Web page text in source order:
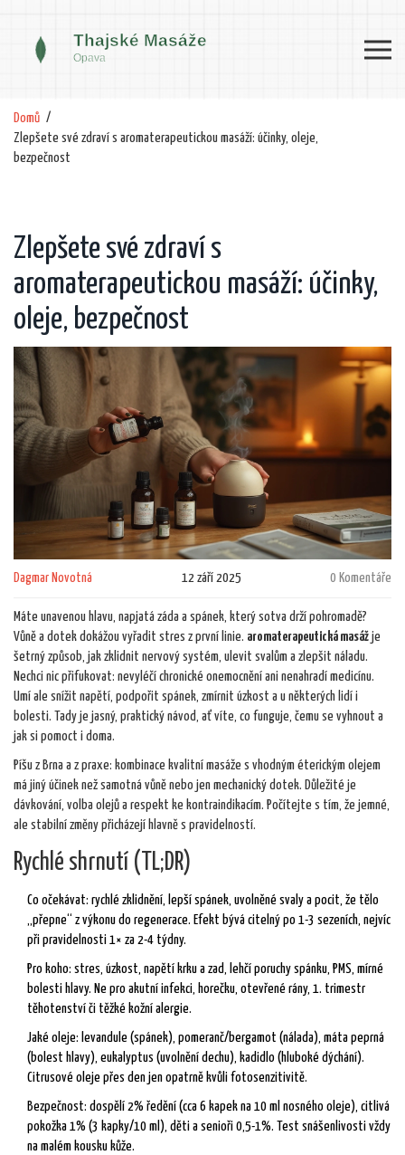
Domů
Zlepšete své zdraví s aromaterapeutickou masáží: účinky, oleje,
bezpečnost
Zlepšete své zdraví s
aromaterapeutickou masáží: účinky,
oleje, bezpečnost
Dagmar Novotná 12 září 2025 0 Komentáře
Máte unavenou hlavu, napjatá záda a spánek, který sotva drží pohromadě?
Vůně a dotek dokážou vyřadit stres z první linie. aromaterapeutická masáž je
šetrný způsob, jak zklidnit nervový systém, ulevit svalům a zlepšit náladu.
Nechci nic přifukovat: nevyléčí chronické onemocnění ani nenahradí medicínu.
Umí ale snížit napětí, podpořit spánek, zmírnit úzkost a u některých lidí i
bolesti. Tady je jasný, praktický návod, ať víte, co funguje, čemu se vyhnout a
jak si pomoct i doma.
Píšu z Brna a z praxe: kombinace kvalitní masáže s vhodným éterickým olejem
má jiný účinek než samotná vůně nebo jen mechanický dotek. Důležité je
dávkování, volba olejů a respekt ke kontraindikacím. Počítejte s tím, že jemné,
ale stabilní změny přicházejí hlavně s pravidelností.
Rychlé shrnutí (TL;DR)
Co očekávat: rychlé zklidnění, lepší spánek, uvolněné svaly a pocit, že tělo
„přepne“ z výkonu do regenerace. Efekt bývá citelný po 1-3 sezeních, nejvíc
při pravidelnosti 1× za 2-4 týdny.
Pro koho: stres, úzkost, napětí krku a zad, lehčí poruchy spánku, PMS, mírné
bolesti hlavy. Ne pro akutní infekci, horečku, otevřené rány, 1. trimestr
těhotenství či těžké kožní alergie.
Jaké oleje: levandule (spánek), pomeranč/bergamot (nálada), máta peprná
(bolest hlavy), eukalyptus (uvolnění dechu), kadidlo (hluboké dýchání).
Citrusové oleje přes den jen opatrně kvůli fotosenzitivitě.
Bezpečnost: dospělí 2% ředění (cca 6 kapek na 10 ml nosného oleje), citlivá
pokožka 1% (3 kapky/10 ml), děti a senioři 0,5-1%. Test snášenlivosti vždy
na malém kousku kůže.